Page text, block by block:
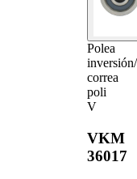
Polea
correa
poli
V
VKM
36017